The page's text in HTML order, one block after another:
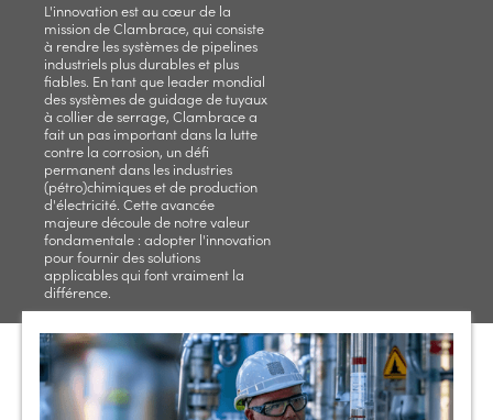
L'innovation est au cœur de la
mission de Clambrace, qui consiste
à rendre les systèmes de pipelines
industriels plus durables et plus
fiables. En tant que leader mondial
des systèmes de guidage de tuyaux
à collier de serrage, Clambrace a
fait un pas important dans la lutte
contre la corrosion, un défi
permanent dans les industries
(pétro)chimiques et de production
d'électricité. Cette avancée
majeure découle de notre valeur
fondamentale : adopter l'innovation
pour fournir des solutions
applicables qui font vraiment la
différence.